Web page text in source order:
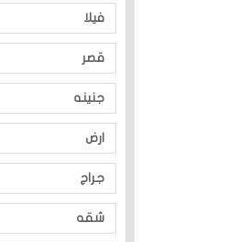
فيلا
قصر
جنينه
ارض
جراج
شقه